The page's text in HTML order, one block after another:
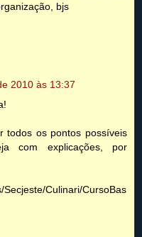
bjs
2010 às 13:37
todos os pontos possíveis
com explicações, por
Culinari/CursoBas